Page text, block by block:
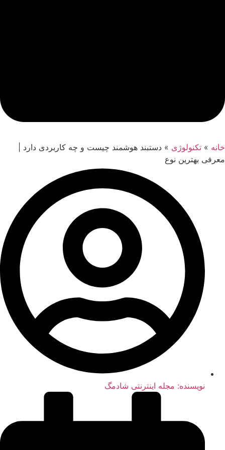
خانه » تکنولوژی » دستبند هوشمند چیست و چه کاربردی دارد |
معرفی بهترین نوع
نویسنده: مجله اینترنتی شادمگ